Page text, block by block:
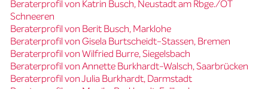
Beraterprofil von Katrin Busch, Neustadt am Rbge./OT
Schneeren
Beraterprofil von Berit Busch, Marklohe
Beraterprofil von Gisela Burtscheidt-Stassen, Bremen
Beraterprofil von Wilfried Burre, Siegelsbach
Beraterprofil von Annette Burkhardt-Walsch, Saarbrücken
Beraterprofil von Julia Burkhardt, Darmstadt